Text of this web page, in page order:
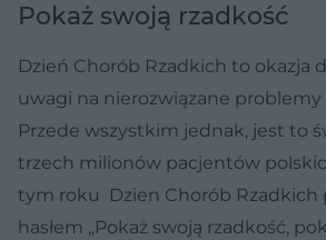
Pokaż swoją rzadkość
Dzień Chorób Rzadkich to okazja
uwagi na nierozwiązane problemy
Przede wszystkim jednak, jest to
trzech milionów pacjentów
tym roku Dzien Chorób Rzadkich
hasłem „Pokaż swoją rzadkość,